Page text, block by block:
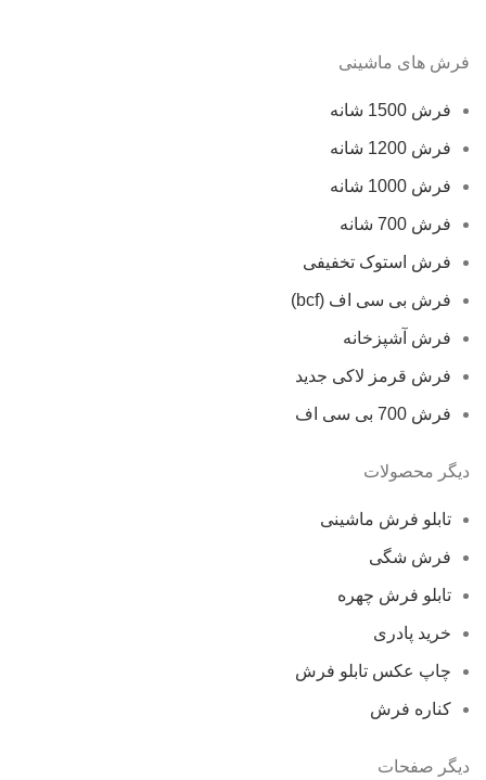
فرش های ماشینی
فرش 1500 شانه
فرش 1200 شانه
فرش 1000 شانه
فرش 700 شانه
فرش استوک تخفیفی
فرش بی سی اف (bcf)
فرش آشپزخانه
فرش قرمز لاکی جدید
فرش 700 بی سی اف
دیگر محصولات
تابلو فرش ماشینی
فرش شگی
تابلو فرش چهره
خرید پادری
چاپ عکس تابلو فرش
کناره فرش
دیگر صفحات